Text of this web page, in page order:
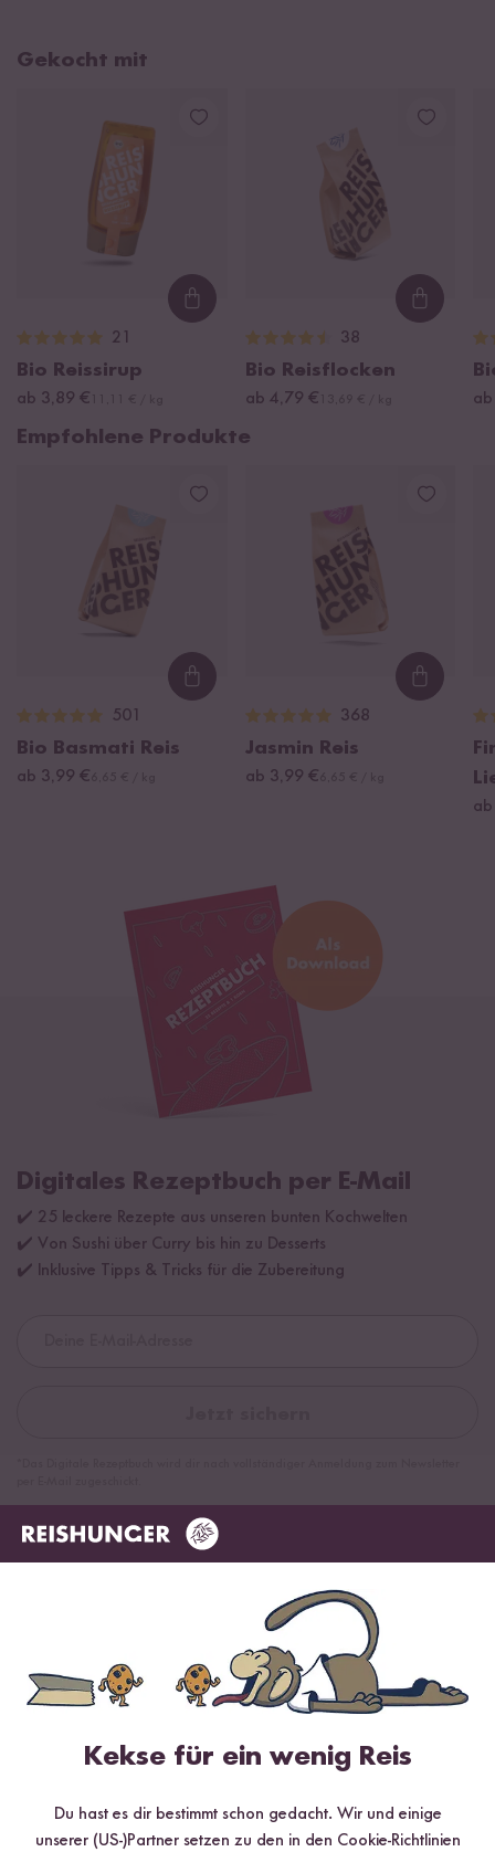
Gekocht mit
Loading...
21
Bio Reissirup
ab 3,89 €
38
Bio Reisflocken
ab 4,79 €
Empfohlene Produkte
Loading...
501
Bio Basmati Reis
ab 3,99 €
368
Jasmin Reis
ab 3,99 €
Digitales Rezeptbuch per E-Mail
✔️ 25 leckere Rezepte aus unseren bunten Kochwelten
✔️ Von Sushi über Curry bis hin zu Desserts
✔️ Inklusive Tipps & Tricks für die Zubereitung
Mehr Rezepte mit Bio Reissirup
Kekse für ein wenig Reis
Du hast es dir bestimmt schon gedacht. Wir und einige
unserer (US-)Partner setzen zu den in den Cookie-Richtlinien